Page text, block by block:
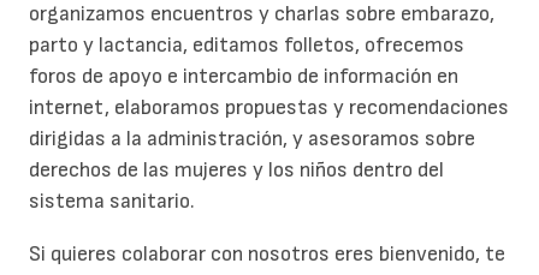
organizamos encuentros y charlas sobre embarazo,
parto y lactancia, editamos folletos, ofrecemos
foros de apoyo e intercambio de información en
internet, elaboramos propuestas y recomendaciones
dirigidas a la administración, y asesoramos sobre
derechos de las mujeres y los niños dentro del
sistema sanitario.
Si quieres colaborar con nosotros eres bienvenido, te